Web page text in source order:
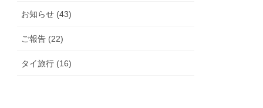
お知らせ (43)
ご報告 (22)
タイ旅行 (16)